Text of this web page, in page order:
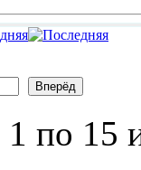
по 15